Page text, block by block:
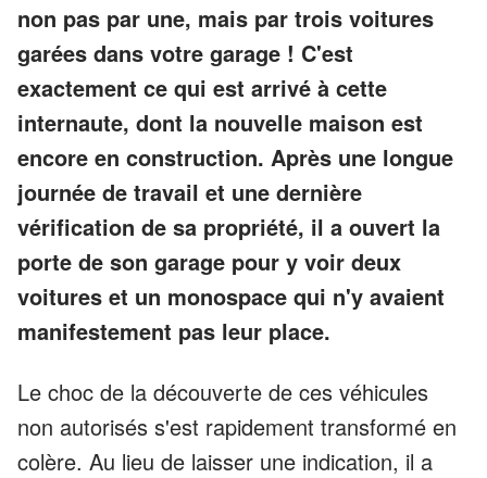
non pas par une, mais par trois voitures
garées dans votre garage ! C'est
exactement ce qui est arrivé à cette
internaute, dont la nouvelle maison est
encore en construction. Après une longue
journée de travail et une dernière
vérification de sa propriété, il a ouvert la
porte de son garage pour y voir deux
voitures et un monospace qui n'y avaient
manifestement pas leur place.
Le choc de la découverte de ces véhicules
non autorisés s'est rapidement transformé en
colère. Au lieu de laisser une indication, il a